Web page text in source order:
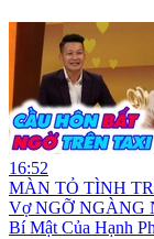
16:52
MÀN TỎ TÌNH
Vợ NGỠ NGÀNG
Bí Mật Của Hạnh